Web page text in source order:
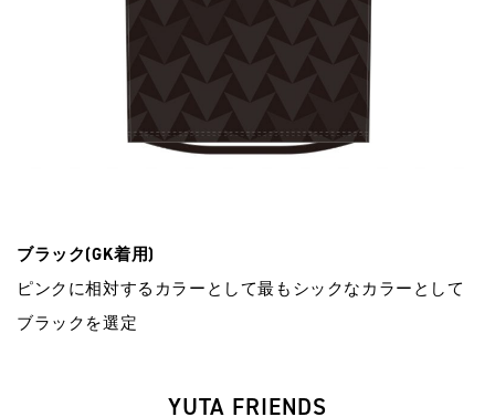
ブラック(GK着⽤)
ピンクに相対するカラーとして最もシックなカラーとして
ブラックを選定
YUTA FRIENDS